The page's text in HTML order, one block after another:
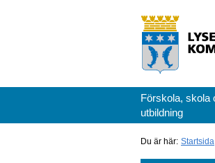
Förskola, skola
utbildning
Du är här: Startsida